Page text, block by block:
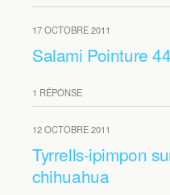
17 OCTOBRE 2011
Salami Pointure 44
1 RÉPONSE
12 OCTOBRE 2011
Tyrrells-ipimpon
chihuahua